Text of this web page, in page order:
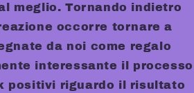
f
i
c
meglio. Tornando indietro
occorre tornare a
da noi come regalo
interessante il processo
positivi riguardo il risultato